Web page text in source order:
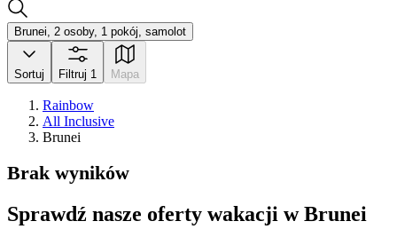
Brunei, 2 osoby, 1 pokój, samolot
Sortuj Filtruj 1 Mapa
Rainbow
All Inclusive
Brunei
Brak wyników
Sprawdź nasze oferty wakacji w Brunei